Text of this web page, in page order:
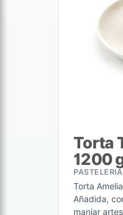
Torta
1200
Torta
Añadida,
manjar